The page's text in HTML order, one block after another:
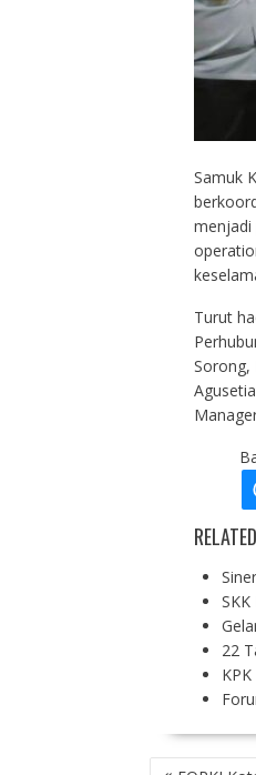
Samuk
menjadi
Turut
Sorong,
22